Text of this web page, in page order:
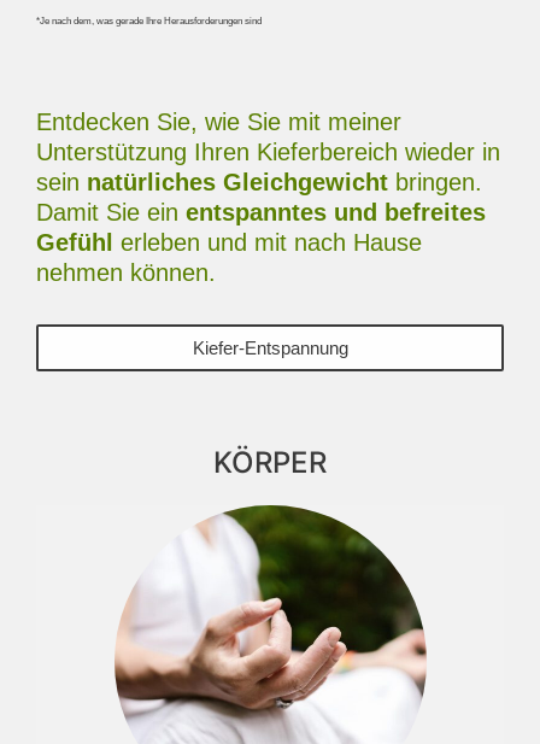
*Je nach dem, was gerade Ihre Herausforderungen sind
Entdecken Sie, wie Sie mit meiner
Unterstützung Ihren Kieferbereich wieder in
sein natürliches Gleichgewicht bringen.
Damit Sie ein entspanntes und befreites
Gefühl erleben und mit nach Hause
nehmen können.
Kiefer-Entspannung
KÖRPER